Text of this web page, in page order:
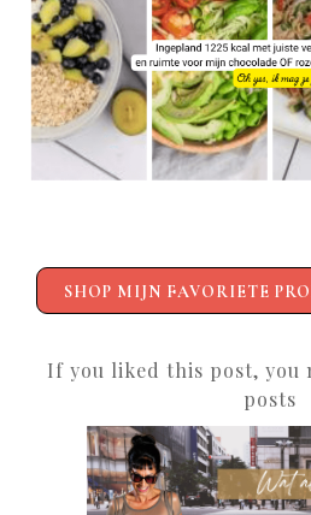
SHOP MIJN FAVORIETE
If you liked this post, you
posts